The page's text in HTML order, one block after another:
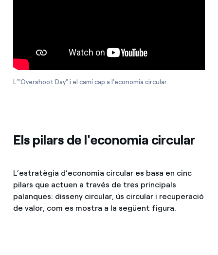
L’"Overshoot Day" i el camí cap a l'economia circular.
Els pilars de l'economia circular
L’estratègia d’economia circular es basa en cinc
pilars que actuen a través de tres principals
palanques: disseny circular, ús circular i recuperació
de valor, com es mostra a la següent figura.